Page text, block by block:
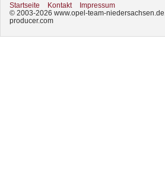
Startseite Kontakt
Impressum
© 2003-2026 www.opel-team-niedersachsen.de.
producer.com